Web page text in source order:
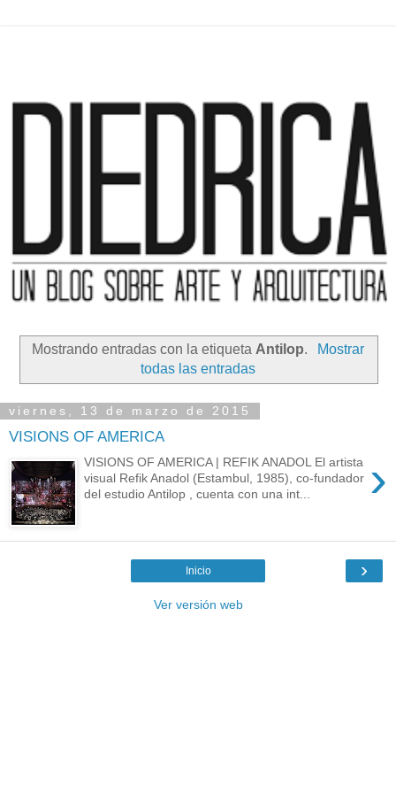
Mostrando entradas con la etiqueta Antilop.
Mostrar
todas las entradas
viernes, 13 de marzo de 2015
VISIONS OF AMERICA
›
VISIONS OF AMERICA | REFIK ANADOL El artista
visual Refik Anadol (Estambul, 1985), co-fundador
del estudio Antilop , cuenta con una int...
›
Inicio
Ver versión web